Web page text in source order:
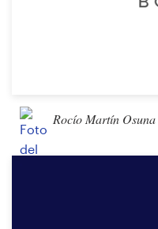
Rocío Martín Osuna